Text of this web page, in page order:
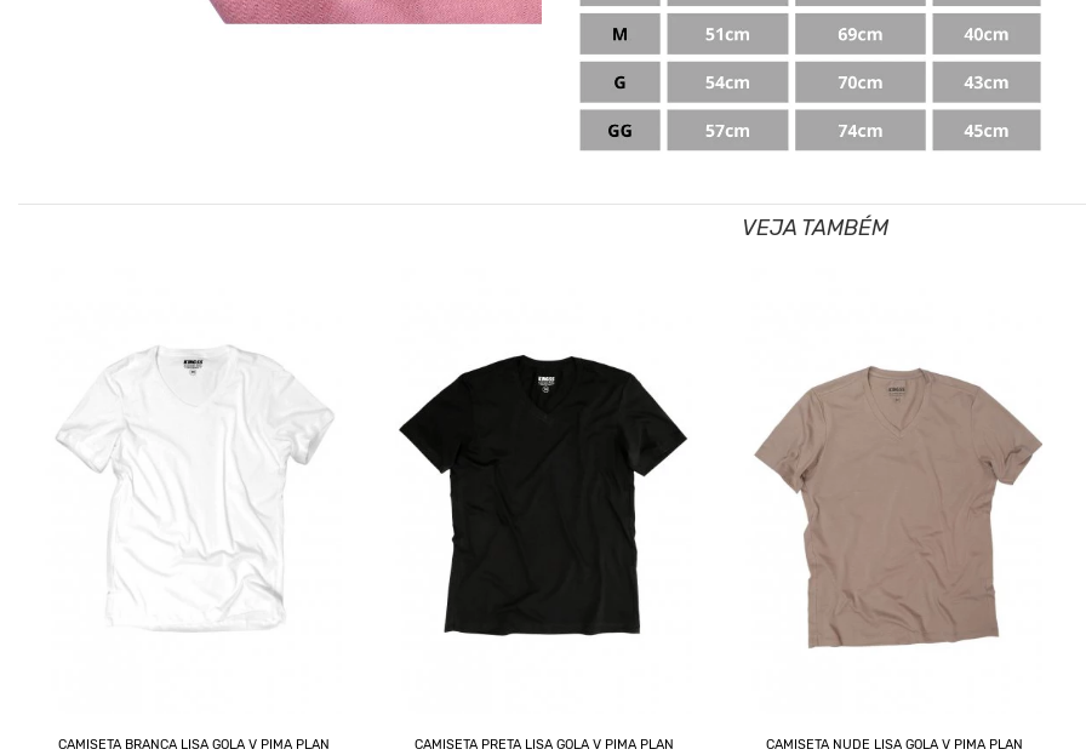
VEJA TAMBÉM
CAMISETA BRANCA LISA GOLA V PIMA PLAN CAMISETA PRETA LISA GOLA V PIMA PLAN CAMISETA NUDE LISA GOLA V PIMA PLAN